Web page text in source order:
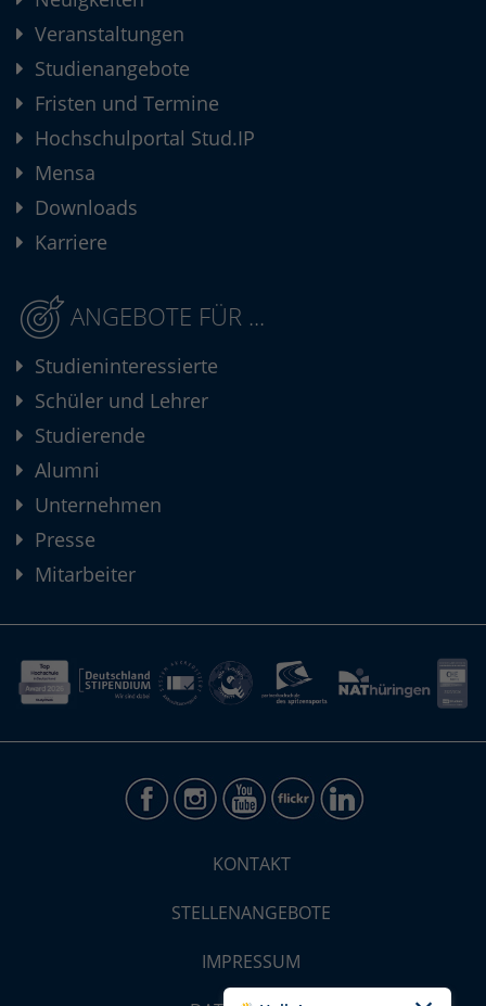
Veranstaltungen
Studienangebote
Fristen und Termine
Hochschulportal Stud.IP
Mensa
Downloads
Karriere
ANGEBOTE FÜR ...
Studieninteressierte
Schüler und Lehrer
Studierende
Alumni
Unternehmen
Presse
Mitarbeiter
KONTAKT
STELLENANGEBOTE
IMPRESSUM